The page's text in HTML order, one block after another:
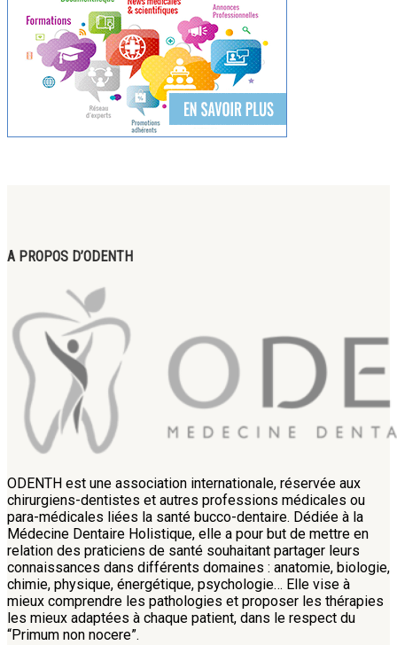
A PROPOS D’ODENTH
ODENTH est une association internationale, réservée aux
chirurgiens-dentistes et autres professions médicales ou
para-médicales liées la santé bucco-dentaire. Dédiée à la
Médecine Dentaire Holistique, elle a pour but de mettre en
relation des praticiens de santé souhaitant partager leurs
connaissances dans différents domaines : anatomie, biologie,
chimie, physique, énergétique, psychologie… Elle vise à
mieux comprendre les pathologies et proposer les thérapies
les mieux adaptées à chaque patient, dans le respect du
“Primum non nocere”.